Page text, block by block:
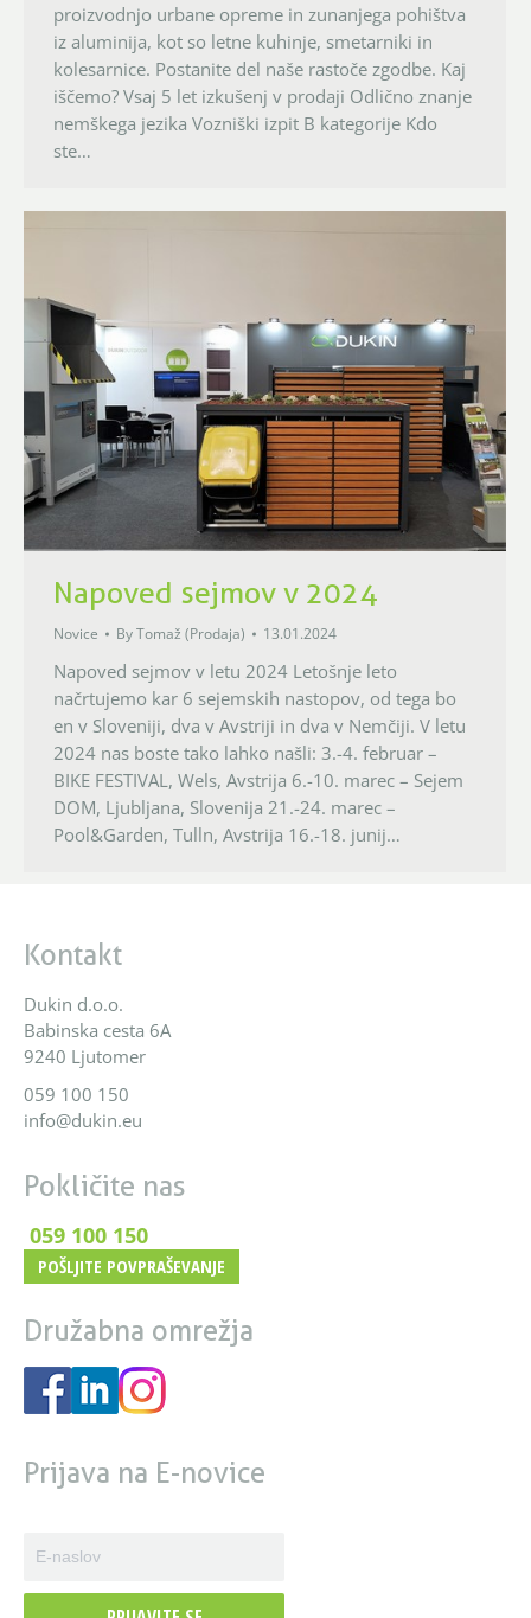
proizvodnjo urbane opreme in zunanjega pohištva
iz aluminija, kot so letne kuhinje, smetarniki in
kolesarnice. Postanite del naše rastoče zgodbe. Kaj
iščemo? Vsaj 5 let izkušenj v prodaji Odlično znanje
nemškega jezika Vozniški izpit B kategorije Kdo
ste…
Napoved sejmov v 2024
Novice ByTomaž (Prodaja) 13.01.2024
Napoved sejmov v letu 2024 Letošnje leto
načrtujemo kar 6 sejemskih nastopov, od tega bo
en v Sloveniji, dva v Avstriji in dva v Nemčiji. V letu
2024 nas boste tako lahko našli: 3.-4. februar –
BIKE FESTIVAL, Wels, Avstrija 6.-10. marec – Sejem
DOM, Ljubljana, Slovenija 21.-24. marec –
Pool&Garden, Tulln, Avstrija 16.-18. junij…
Kontakt
Dukin d.o.o.
Babinska cesta 6A
9240 Ljutomer
059 100 150
info@dukin.eu
Pokličite nas
059 100 150
POŠLJITE POVPRAŠEVANJE
Družabna omrežja
Prijava na E-novice